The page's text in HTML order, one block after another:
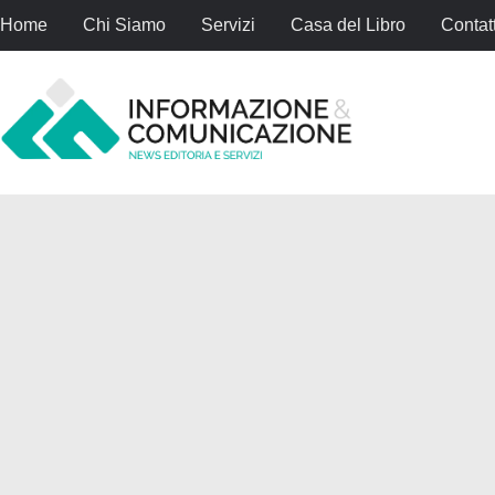
Home Chi Siamo Servizi Casa del Libro